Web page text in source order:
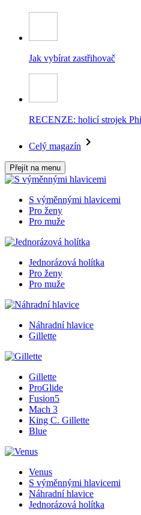
Jak vybírat zastřihovač
RECENZE: holicí strojek
Celý magazín
Přejít na menu
S výměnnými hlavicemi
Pro ženy
Pro muže
Jednorázová holítka
Pro ženy
Pro muže
Náhradní hlavice
Gillette
Gillette
ProGlide
Fusion5
Mach 3
King C. Gillette
Blue
Venus
S výměnnými hlavicemi
Náhradní hlavice
Jednorázová holítka